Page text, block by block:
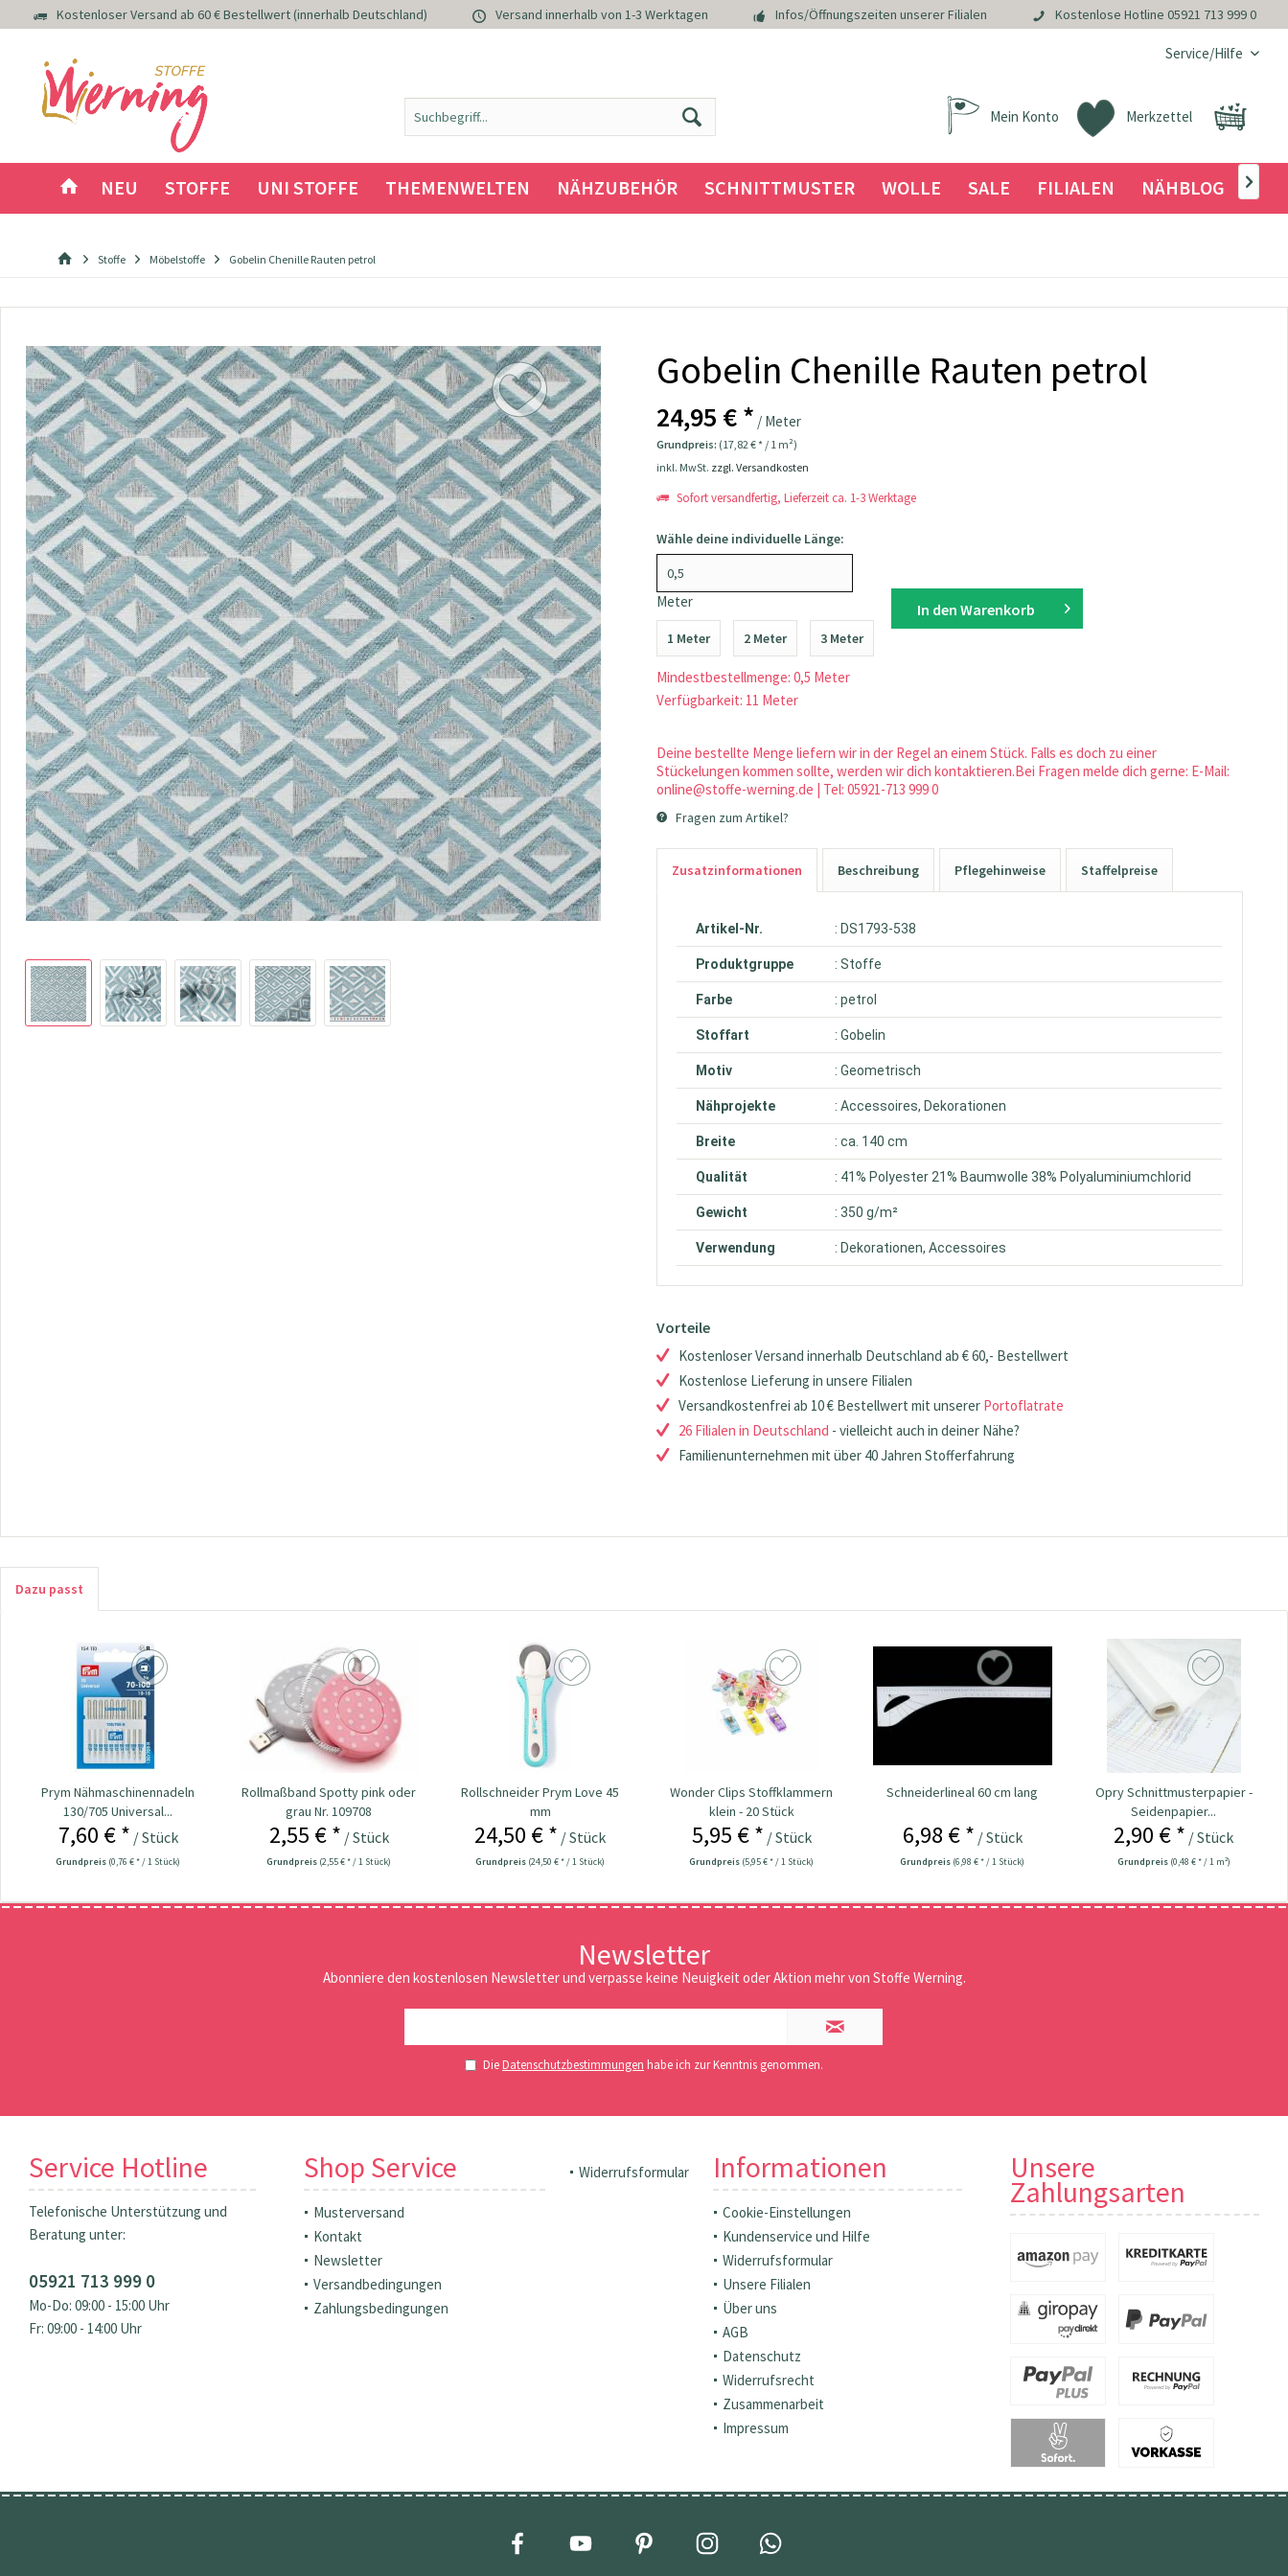
Kostenloser Versand ab 60 € Bestellwert (innerhalb Deutschland) Versand innerhalb von 1-3 Werktagen Infos/Öffnungszeiten unserer Filialen Kostenlose Hotline 05921 713 999 0
Service/Hilfe
Merkzettel
Mein Konto
NEU STOFFE UNI STOFFE THEMENWELTEN NÄHZUBEHÖR SCHNITTMUSTER WOLLE SALE FILIALEN NÄHBLOG 
Stoffe Möbelstoffe Gobelin Chenille Rauten petrol
Gobelin Chenille Rauten petrol
24,95 € * / Meter
Grundpreis: (17,82 € * / 1 m²)
inkl. MwSt. zzgl. Versandkosten
Sofort versandfertig, Lieferzeit ca. 1-3 Werktage
Wähle deine individuelle Länge:
Meter
1 Meter 2 Meter 3 Meter
Mindestbestellmenge: 0,5 Meter
Verfügbarkeit: 11 Meter
In den Warenkorb
Deine bestellte Menge liefern wir in der Regel an einem Stück. Falls es doch zu einer
Stückelungen kommen sollte, werden wir dich kontaktieren.Bei Fragen melde dich gerne: E-Mail:
online@stoffe-werning.de | Tel: 05921-713 999 0
Fragen zum Artikel?
Zusatzinformationen Beschreibung Pflegehinweise Staffelpreise
Artikel-Nr. : DS1793-538
Produktgruppe : Stoffe
Farbe : petrol
Stoffart : Gobelin
Motiv : Geometrisch
Nähprojekte : Accessoires, Dekorationen
Breite : ca. 140 cm
Qualität : 41% Polyester 21% Baumwolle 38% Polyaluminiumchlorid
Gewicht : 350 g/m²
Verwendung : Dekorationen, Accessoires
Vorteile
Kostenloser Versand innerhalb Deutschland ab € 60,- Bestellwert
Kostenlose Lieferung in unsere Filialen
Versandkostenfrei ab 10 € Bestellwert mit unserer Portoflatrate
26 Filialen in Deutschland - vielleicht auch in deiner Nähe?
Familienunternehmen mit über 40 Jahren Stofferfahrung
Dazu passt
Prym Nähmaschinennadeln
130/705 Universal...
7,60 € * / Stück
Grundpreis (0,76 € * / 1 Stück)
Rollmaßband Spotty pink oder
grau Nr. 109708
2,55 € * / Stück
Grundpreis (2,55 € * / 1 Stück)
Rollschneider Prym Love 45
mm
24,50 € * / Stück
Grundpreis (24,50 € * / 1 Stück)
Wonder Clips Stoffklammern
klein - 20 Stück
5,95 € * / Stück
Grundpreis (5,95 € * / 1 Stück)
Schneiderlineal 60 cm lang
6,98 € * / Stück
Grundpreis (6,98 € * / 1 Stück)
Opry Schnittmusterpapier -
Seidenpapier...
2,90 € * / Stück
Grundpreis (0,48 € * / 1 m²)
Newsletter
Abonniere den kostenlosen Newsletter und verpasse keine Neuigkeit oder Aktion mehr von Stoffe Werning.
DieDatenschutzbestimmungen habe ich zur Kenntnis genommen.
Service Hotline
Telefonische Unterstützung und
Beratung unter:
05921 713 999 0
Mo-Do: 09:00 - 15:00 Uhr
Fr: 09:00 - 14:00 Uhr
Shop Service
Musterversand
Kontakt
Newsletter
Versandbedingungen
Zahlungsbedingungen
Widerrufsformular Informationen
Cookie-Einstellungen
Kundenservice und Hilfe
Widerrufsformular
Unsere Filialen
Über uns
AGB
Datenschutz
Widerrufsrecht
Zusammenarbeit
Impressum
Unsere
Zahlungsarten